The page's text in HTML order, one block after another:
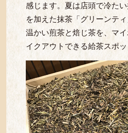
感じます。夏は店頭で冷た
を加えた抹茶「グリーンテ
温かい煎茶と焙じ茶を、マ
イクアウトできる給茶スポッ